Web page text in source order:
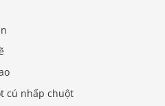
cú nhấp chuột